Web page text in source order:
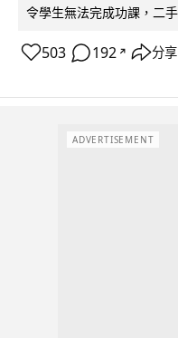
令學生無法完成功課，二
503 192 ↗ 分享
ADVERTISEMENT